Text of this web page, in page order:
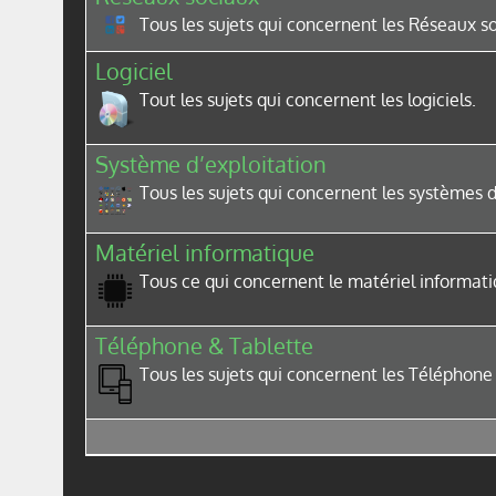
Tous les sujets qui concernent les Réseaux
Logiciel
Tout les sujets qui concernent les logiciels.
Système d’exploitation
Tous les sujets qui concernent les systèmes
Matériel informatique
Tous ce qui concernent le matériel
Téléphone & Tablette
Tous les sujets qui concernent les